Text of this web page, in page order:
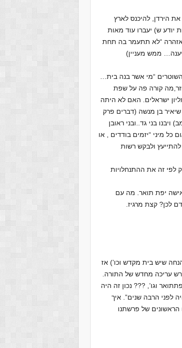
הירדן, להיכנס לארץ
יודע ש) יעברו עוד מאות
אזהרה “לא תתעמר בה תחת
ממש מעניין)
“מי אשר בנה בית…
שנה וכל זה נראה לי מוזר,מה קורה פה על שפת
שבטי ראובן גד וחצי מנשה, זה עתה קבלו נחלה, ממש ליד חניית 2 מליון ישראלים. האם לא היתה
בן מנשה (דברים פרק
בני גד..ובני ראובן
כל מיני “יזמים בודדים , או
ולבקש רשות
לפי זה את ההתנחלויות
יפת תואר. מה עם
אם רוצים לקיים את 613 המצוות (בהנחה שיש בית מקדש וכו’) אז
עריכה מחדש של התורה.
וגו’, ??? נכון זה היה
לפני הרבה שנים”. איך
של פרשתנו